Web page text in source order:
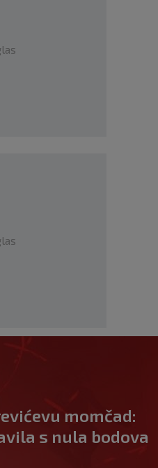
momčad:
s nula bodova